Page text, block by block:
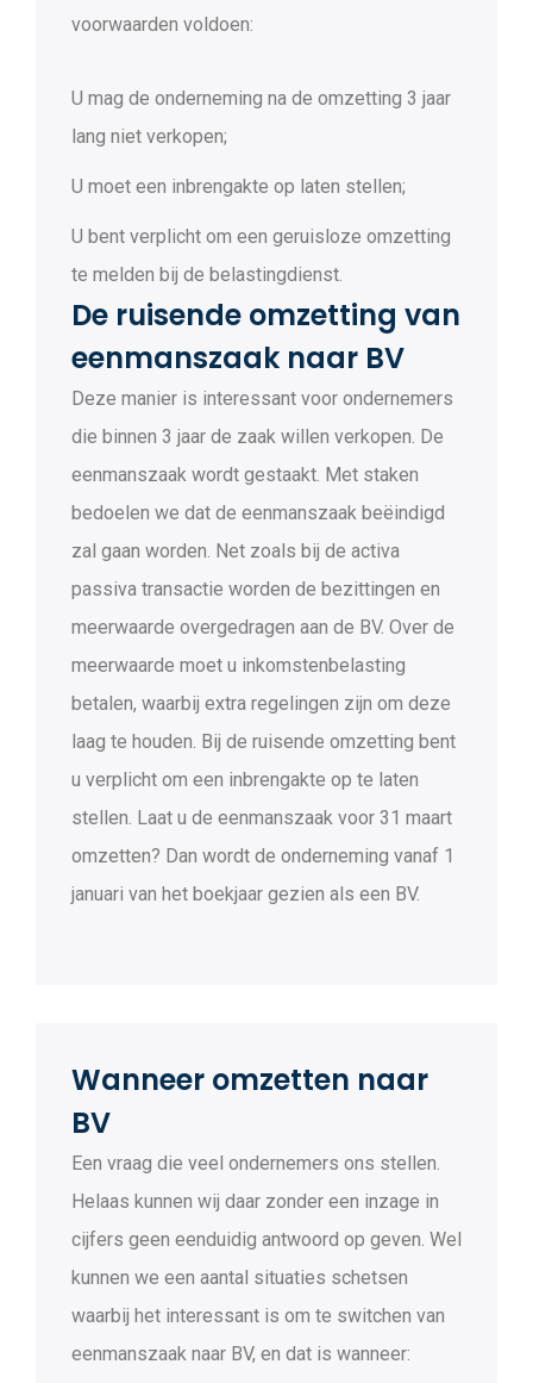
voorwaarden voldoen:
U mag de onderneming na de omzetting 3 jaar
lang niet verkopen;
U moet een inbrengakte op laten stellen;
U bent verplicht om een geruisloze omzetting
te melden bij de belastingdienst.
De ruisende omzetting van
eenmanszaak naar BV
Deze manier is interessant voor ondernemers
die binnen 3 jaar de zaak willen verkopen. De
eenmanszaak wordt gestaakt. Met staken
bedoelen we dat de eenmanszaak beëindigd
zal gaan worden. Net zoals bij de activa
passiva transactie worden de bezittingen en
meerwaarde overgedragen aan de BV. Over de
meerwaarde moet u inkomstenbelasting
betalen, waarbij extra regelingen zijn om deze
laag te houden. Bij de ruisende omzetting bent
u verplicht om een inbrengakte op te laten
stellen. Laat u de eenmanszaak voor 31 maart
omzetten? Dan wordt de onderneming vanaf 1
januari van het boekjaar gezien als een BV.
Wanneer omzetten naar
BV
Een vraag die veel ondernemers ons stellen.
Helaas kunnen wij daar zonder een inzage in
cijfers geen eenduidig antwoord op geven. Wel
kunnen we een aantal situaties schetsen
waarbij het interessant is om te switchen van
eenmanszaak naar BV, en dat is wanneer: